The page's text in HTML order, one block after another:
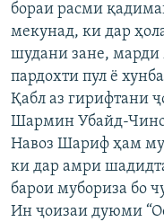
бораи расми
мекунад, ки дар
шудани зане, марди
пардохти пул ё
Қабл аз гирифтани
Шармин Убайд-
Навоз Шариф ҳам
ки дар амри
барои мубориза бо
Ин ҷоизаи дуюми